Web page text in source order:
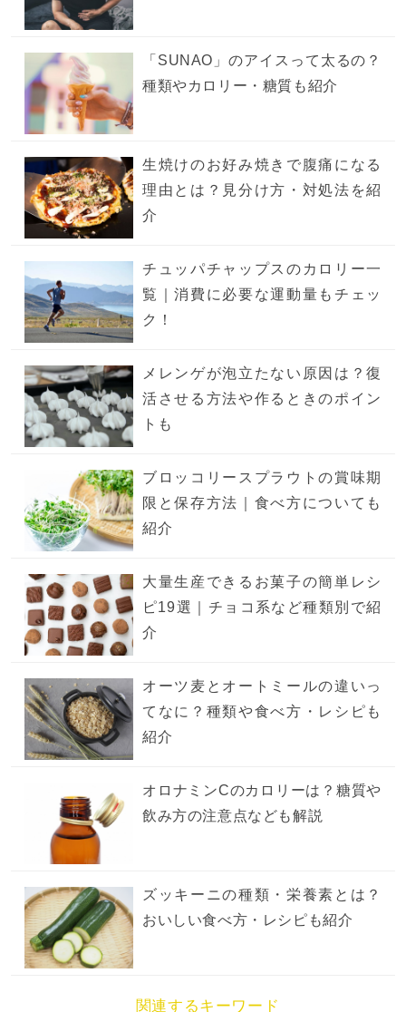
「SUNAO」のアイスって太るの？
種類やカロリー・糖質も紹介
生焼けのお好み焼きで腹痛になる
理由とは？見分け方・対処法を紹
介
チュッパチャップスのカロリー一
覧｜消費に必要な運動量もチェッ
ク！
メレンゲが泡立たない原因は？復
活させる方法や作るときのポイン
トも
ブロッコリースプラウトの賞味期
限と保存方法｜食べ方についても
紹介
大量生産できるお菓子の簡単レシ
ピ19選｜チョコ系など種類別で紹
介
オーツ麦とオートミールの違いっ
てなに？種類や食べ方・レシピも
紹介
オロナミンCのカロリーは？糖質や
飲み方の注意点なども解説
ズッキーニの種類・栄養素とは？
おいしい食べ方・レシピも紹介
関連するキーワード